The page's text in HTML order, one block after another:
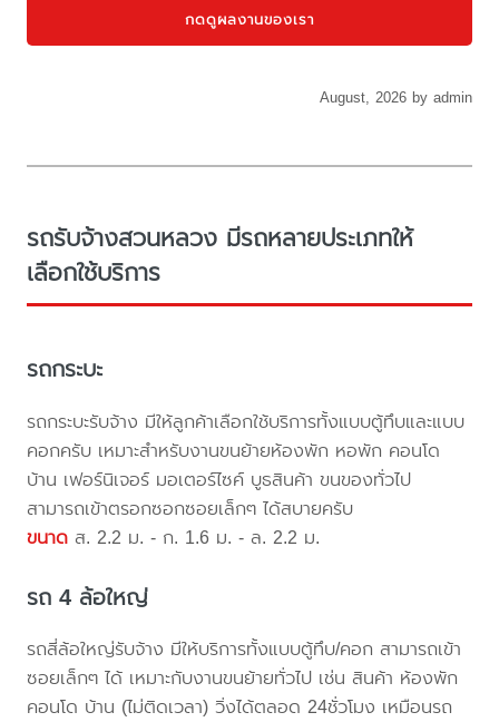
กดดูผลงานของเรา
August, 2026 by admin
รถรับจ้างสวนหลวง มีรถหลายประเภทให้
เลือกใช้บริการ
รถกระบะ
รถกระบะรับจ้าง มีให้ลูกค้าเลือกใช้บริการทั้งแบบตู้ทึบและแบบ
คอกครับ เหมาะสำหรับงานขนย้ายห้องพัก หอพัก คอนโด
บ้าน เฟอร์นิเจอร์ มอเตอร์ไซค์ บูธสินค้า ขนของทั่วไป
สามารถเข้าตรอกซอกซอยเล็กๆ ได้สบายครับ
ขนาด ส. 2.2 ม. - ก. 1.6 ม. - ล. 2.2 ม.
รถ 4 ล้อใหญ่
รถสี่ล้อใหญ่รับจ้าง มีให้บริการทั้งแบบตู้ทึบ/คอก สามารถเข้า
ซอยเล็กๆ ได้ เหมาะกับงานขนย้ายทั่วไป เช่น สินค้า ห้องพัก
คอนโด บ้าน (ไม่ติดเวลา) วิ่งได้ตลอด 24ชั่วโมง เหมือนรถ